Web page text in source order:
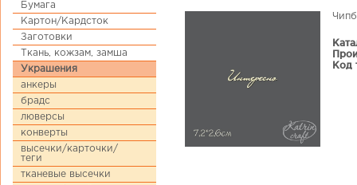
Бумага
Картон/Кардсток
Заготовки
Ткань, кожзам, замша
Украшения
анкеры
брадс
люверсы
конверты
высечки/карточки/
теги
тканевые высечки
Код